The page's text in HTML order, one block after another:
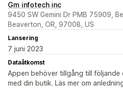
Gm infotech inc
9450 SW Gemini Dr PMB 75909,
Beaverton, OR, 97008, US
Lansering
7 juni 2023
Dataåtkomst
Appen behöver tillgång till
med din butik. Läs mer om